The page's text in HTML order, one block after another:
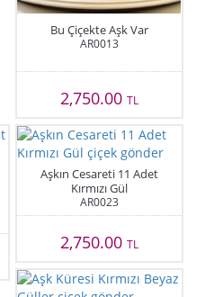
Bu Çiçekte Aşk Var
AR0013
2,750.00 TL
Aşkın Cesareti 11 Adet
Kırmızı Gül
AR0023
2,750.00 TL